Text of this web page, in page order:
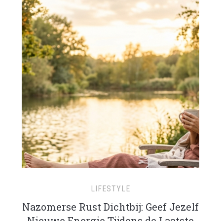
LIFESTYLE
Nazomerse Rust Dichtbij: Geef Jezelf